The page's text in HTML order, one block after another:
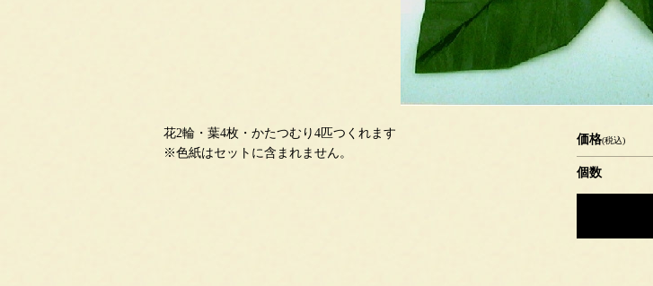
花2輪・葉4枚・かたつむり4匹つくれます
※色紙はセットに含まれません。
価格(税込)
個数